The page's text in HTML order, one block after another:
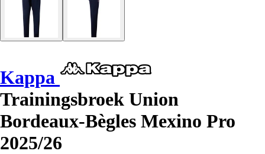
Kappa
Trainingsbroek Union
Bordeaux-Bègles Mexino Pro
2025/26